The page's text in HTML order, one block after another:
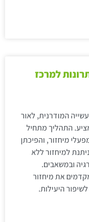
למרכז
המודרנית, לאור
התהליך מתחיל
מיחזור, והפיכתן
למיחזור ללא
ובמשאבים.
את מיחזור
היעילות.